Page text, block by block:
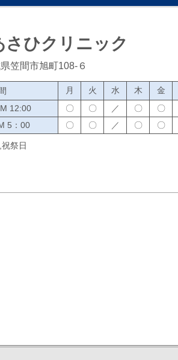
さひクリニック
笠間市旭町108-６
月 火 水 木 金
12:00
〇 〇 ／ 〇 〇
5：00
〇 〇 ／ 〇 〇
祭日